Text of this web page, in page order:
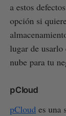
a estos
opción si
lugar de
nube para tu
pCloud
pCloud es una